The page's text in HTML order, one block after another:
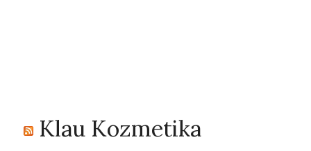
Klau Kozmetika